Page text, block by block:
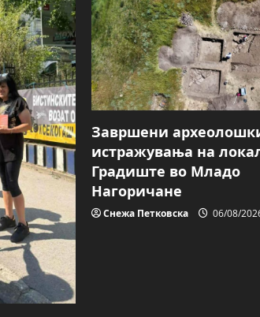
Завршени
истражувања на
Градиште во Младо
Нагоричане
Снежа Петковска 06/08/